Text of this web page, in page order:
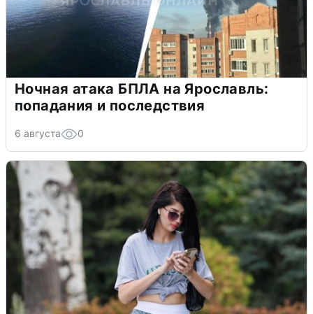
Ночная атака БПЛА на Ярославль:
попадания и последствия
6 августа 0